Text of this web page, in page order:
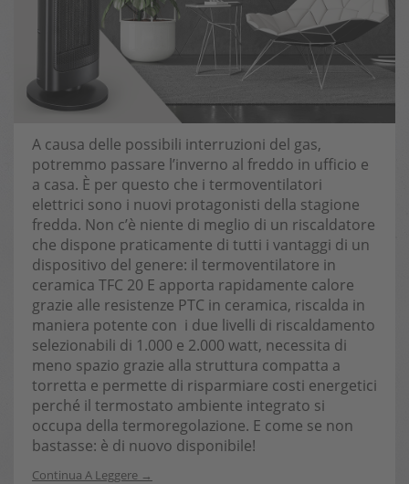
A causa delle possibili interruzioni del gas,
potremmo passare l’inverno al freddo in ufficio e
a casa. È per questo che i termoventilatori
elettrici sono i nuovi protagonisti della stagione
fredda. Non c’è niente di meglio di un riscaldatore
che dispone praticamente di tutti i vantaggi di un
dispositivo del genere: il termoventilatore in
ceramica TFC 20 E apporta rapidamente calore
grazie alle resistenze PTC in ceramica, riscalda in
maniera potente con i due livelli di riscaldamento
selezionabili di 1.000 e 2.000 watt, necessita di
meno spazio grazie alla struttura compatta a
torretta e permette di risparmiare costi energetici
perché il termostato ambiente integrato si
occupa della termoregolazione. E come se non
bastasse: è di nuovo disponibile!
Continua A Leggere